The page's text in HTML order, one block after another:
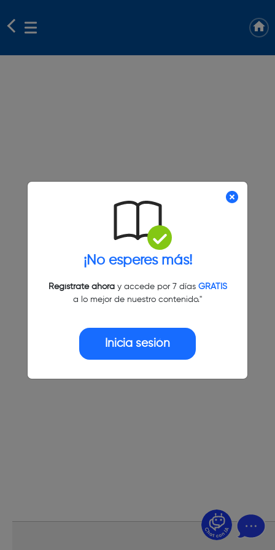
¡No esperes más!
Regístrate ahoray accede por 7 días GRATIS
a lo mejor de nuestro contenido."
Inicia sesión